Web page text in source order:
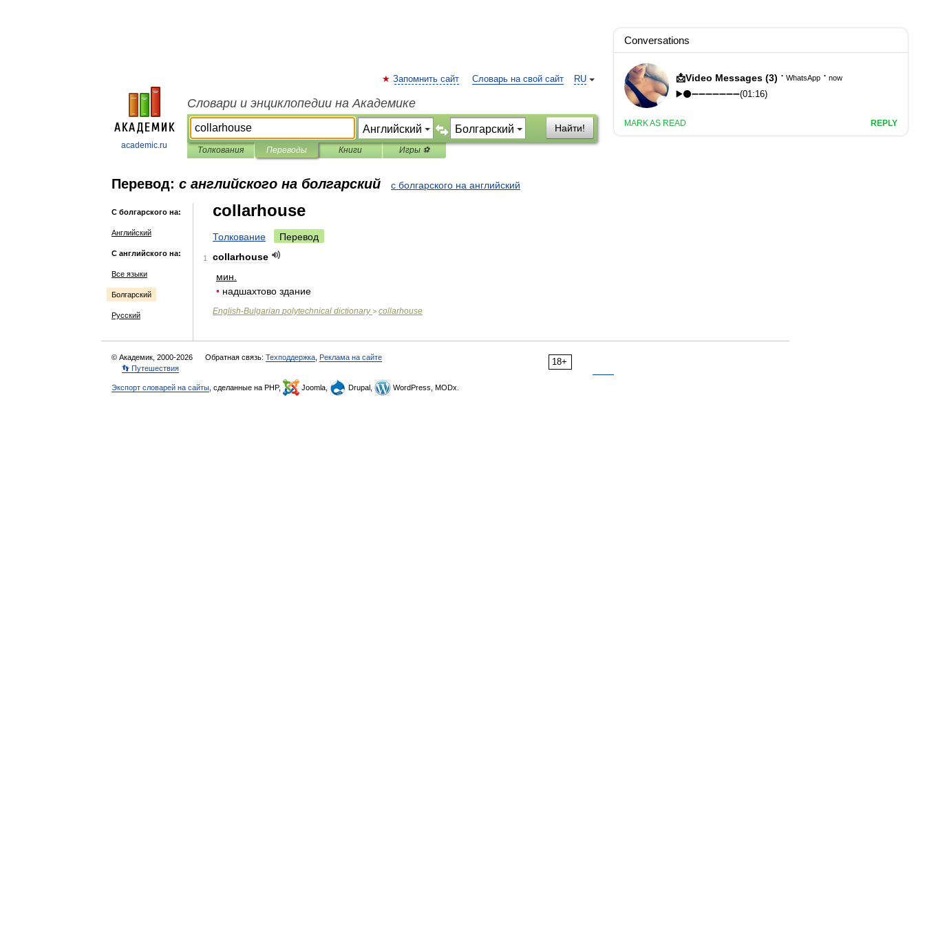
academic.ru
RU
Запомнить сайт Словарь на свой сайт
Словари и энциклопедии на Академике
Найти!
Толкования Переводы Книги Игры ⚽
Перевод: с английского на болгарский с болгарского на английский
С болгарского на:
Английский
С английского на:
Все языки
Болгарский
Русский
collarhouse
Толкование Перевод
1
collarhouse
мин
• надшахтово здание
English-Bulgarian polytechnical dictionary > collarhouse
18+
© Академик, 2000-2026 Обратная связь: Техподдержка Реклама на сайте
👣 Путешествия
Экспорт словарей на сайты , сделанные на PHP, Joomla, Drupal, WordPress, MODx.